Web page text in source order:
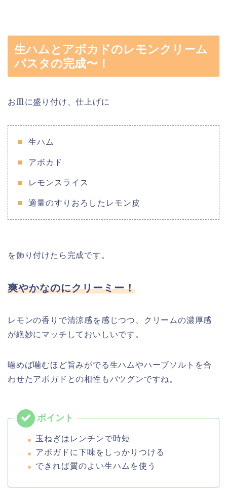
生ハムとアボカドのレモンクリーム
パスタの完成〜！
お皿に盛り付け、仕上げに
生ハム
アボカド
レモンスライス
適量のすりおろしたレモン皮
を飾り付けたら完成です。
爽やかなのにクリーミー！
レモンの香りで清涼感を感じつつ、クリームの濃厚感
が絶妙にマッチしておいしいです。
噛めば噛むほど旨みがでる生ハムやハーブソルトを合
わせたアボガドとの相性もバツグンですね。
玉ねぎはレンチンで時短
アボガドに下味をしっかりつける
できれば質のよい生ハムを使う